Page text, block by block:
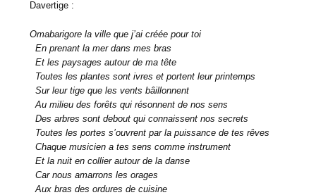
Davertige :
Omabarigore la ville que j’ai créée pour toi
En prenant la mer dans mes bras
Et les paysages autour de ma tête
Toutes les plantes sont ivres et portent leur printemps
Sur leur tige que les vents bâillonnent
Au milieu des forêts qui résonnent de nos sens
Des arbres sont debout qui connaissent nos secrets
Toutes les portes s’ouvrent par la puissance de tes rêves
Chaque musicien a tes sens comme instrument
Et la nuit en collier autour de la danse
Car nous amarrons les orages
Aux bras des ordures de cuisine